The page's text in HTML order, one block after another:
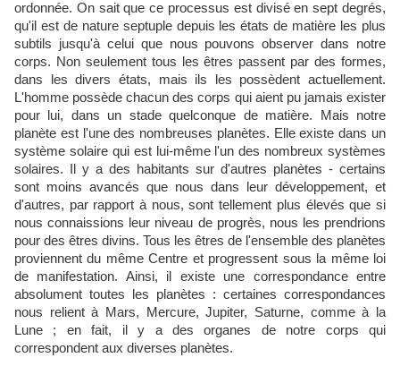
ordonnée. On sait que ce processus est divisé en sept degrés,
qu'il est de nature septuple depuis les états de matière les plus
subtils jusqu'à celui que nous pouvons observer dans notre
corps. Non seulement tous les êtres passent par des formes,
dans les divers états, mais ils les possèdent actuellement.
L'homme possède chacun des corps qui aient pu jamais exister
pour lui, dans un stade quelconque de matière. Mais notre
planète est l'une des nombreuses planètes. Elle existe dans un
système solaire qui est lui-même l'un des nombreux systèmes
solaires. Il y a des habitants sur d'autres planètes - certains
sont moins avancés que nous dans leur développement, et
d'autres, par rapport à nous, sont tellement plus élevés que si
nous connaissions leur niveau de progrès, nous les prendrions
pour des êtres divins. Tous les êtres de l'ensemble des planètes
proviennent du même Centre et progressent sous la même loi
de manifestation. Ainsi, il existe une correspondance entre
absolument toutes les planètes : certaines correspondances
nous relient à Mars, Mercure, Jupiter, Saturne, comme à la
Lune ; en fait, il y a des organes de notre corps qui
correspondent aux diverses planètes.